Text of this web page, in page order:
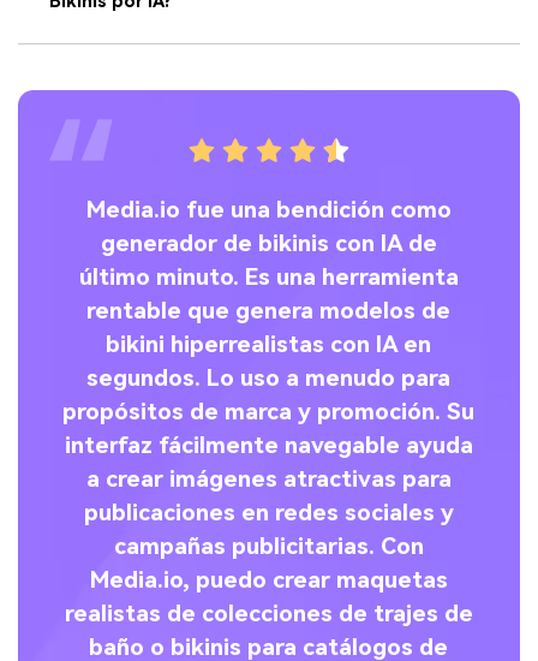
Media.io fue una bendición como
generador de bikinis con IA de
último minuto. Es una herramienta
rentable que genera modelos de
bikini hiperrealistas con IA en
segundos. Lo uso a menudo para
propósitos de marca y promoción. Su
interfaz fácilmente navegable ayuda
a crear imágenes atractivas para
publicaciones en redes sociales y
campañas publicitarias. Con
Media.io, puedo crear maquetas
realistas de colecciones de trajes de
baño o bikinis para catálogos de